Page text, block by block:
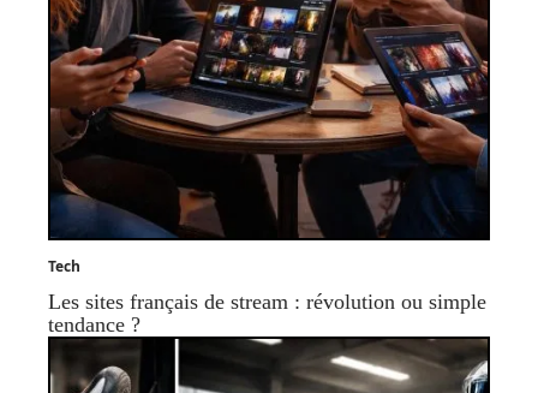
Tech
Les sites français de stream : révolution ou simple
tendance ?